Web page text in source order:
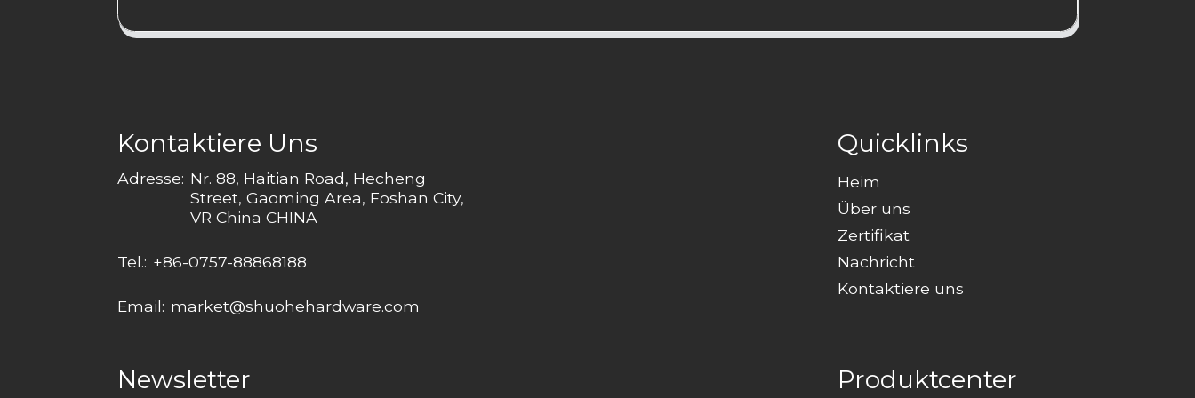
Kontaktiere Uns
Adresse: Nr. 88, Haitian Road, Hecheng
Street, Gaoming Area, Foshan City,
VR China CHINA
Tel.: +86-0757-88868188
Email: market@shuohehardware.com
Quicklinks
Heim
Über uns
Zertifikat
Nachricht
Kontaktiere uns
Newsletter Produktcenter